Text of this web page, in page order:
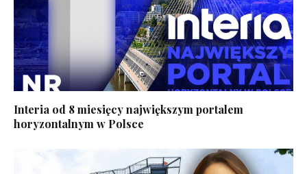
Interia od 8 miesięcy największym portalem
horyzontalnym w Polsce